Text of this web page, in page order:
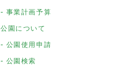
事業計画予算
公園について
公園使用申請
公園検索